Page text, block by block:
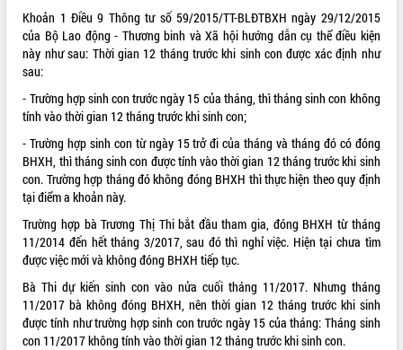
VĂN BẢN HĐND TỈNH
ĐIỂM TIN VĂN BẢN
Khoản 1 Điều 9 Thông tư số 59/2015/TT-BLĐTBXH ngày 29/12/2015
của Bộ Lao động - Thương binh và Xã hội hướng dẫn cụ thể điều kiện
này như sau: Thời gian 12 tháng trước khi sinh con được xác định như
sau:
- Trường hợp sinh con trước ngày 15 của tháng, thì tháng sinh con không
tính vào thời gian 12 tháng trước khi sinh con;
- Trường hợp sinh con từ ngày 15 trở đi của tháng và tháng đó có đóng
BHXH, thì tháng sinh con được tính vào thời gian 12 tháng trước khi sinh
con. Trường hợp tháng đó không đóng BHXH thì thực hiện theo quy định
tại điểm a khoản này.
Trường hợp bà Trương Thị Thi bắt đầu tham gia, đóng BHXH từ tháng
11/2014 đến hết tháng 3/2017, sau đó thì nghỉ việc. Hiện tại chưa tìm
được việc mới và không đóng BHXH tiếp tục.
Bà Thi dự kiến sinh con vào nửa cuối tháng 11/2017. Nhưng tháng
11/2017 bà không đóng BHXH, nên thời gian 12 tháng trước khi sinh
được tính như trường hợp sinh con trước ngày 15 của tháng: Tháng sinh
con 11/2017 không tính vào thời gian 12 tháng trước khi sinh con.